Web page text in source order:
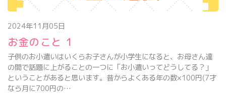
2024年11月05日
お金のこと 1
子供のお小遣いはいくらお子さんが小学生になると、お母さん達
の間で話題に上がることの一つに「お小遣いってどうしてる？」
ということがあると思います。昔からよくある年の数×100円(7才
なら月に700円の…